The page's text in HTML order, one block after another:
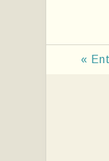
«